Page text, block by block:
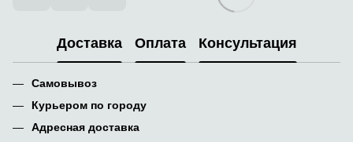
Доставка Оплата Консультация
Самовывоз
Курьером по городу
Адресная доставка